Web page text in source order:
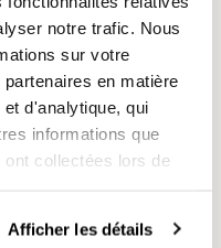
notre trafic. Nous
sur votre
en matière
d'analytique, qui
informations que
collectées lors de
Afficher les détails
et
votre écran
et les icônes
Voici comment
widget ou une icône